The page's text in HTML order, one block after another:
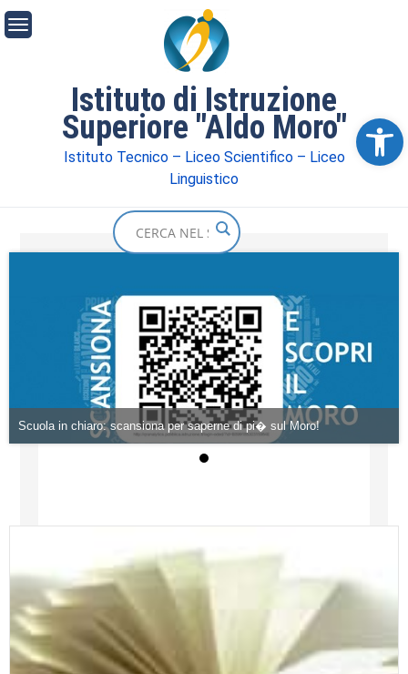
Istituto di Istruzione
Superiore "Aldo Moro"
Istituto Tecnico – Liceo Scientifico – Liceo
Linguistico
Home
Scuola in chiaro: scansiona per saperne di pi� sul Moro!